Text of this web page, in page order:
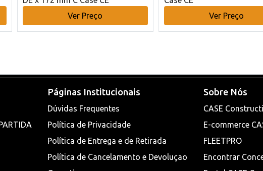
Ver Preço
Ver Preço
Páginas Institucionais
Dúvidas Frequentes
Política de Privacidade
Política de Entrega e de Retirada
Política de Cancelamento e Devoluçao
Sobre Nós
CASE
E-commerce
FLEETPRO
Encontrar